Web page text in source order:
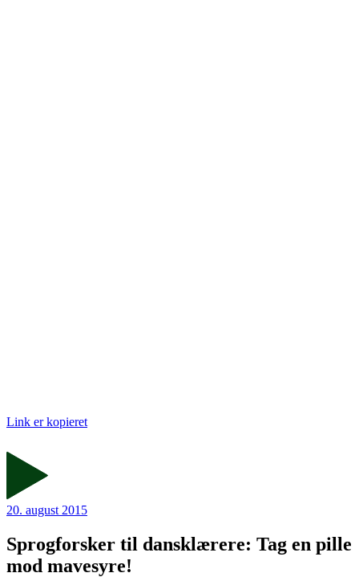
Link er kopieret
20. august 2015
Sprogforsker til dansklærere: Tag en pille
mod mavesyre!